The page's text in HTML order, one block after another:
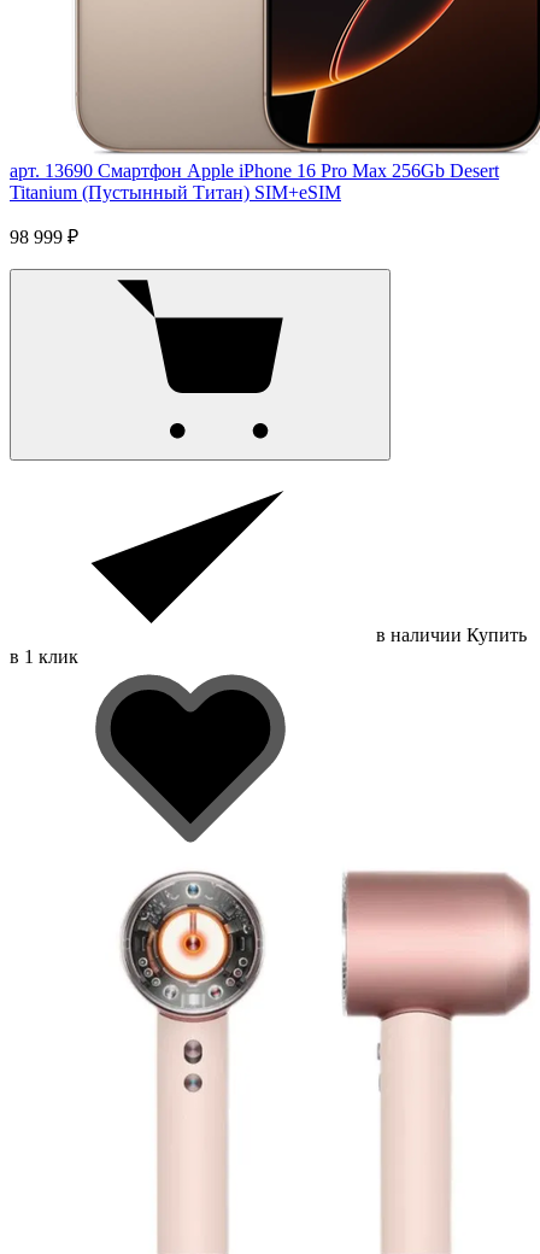
арт. 13690 Смартфон Apple iPhone 16 Pro Max 256Gb Desert
Titanium (Пустынный Титан) SIM+eSIM
98 999 ₽
в наличии Купить
в 1 клик